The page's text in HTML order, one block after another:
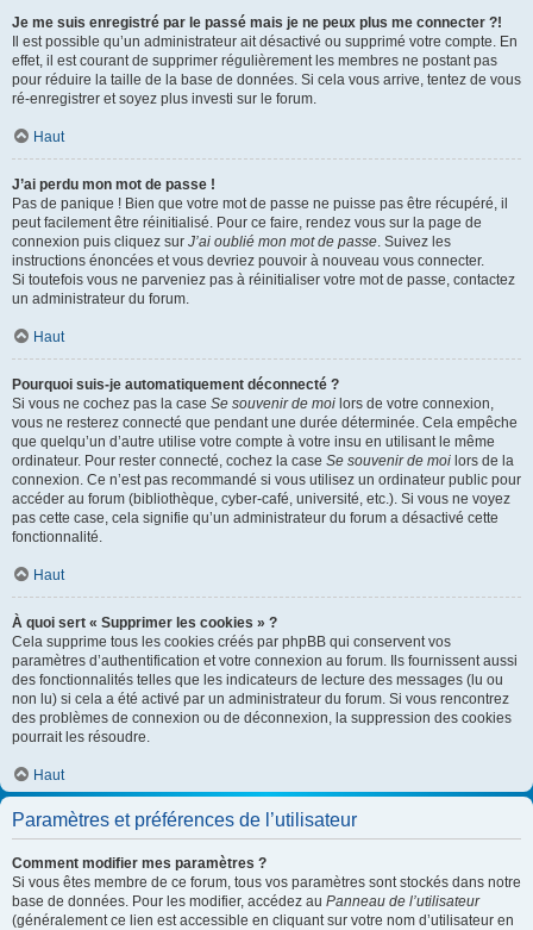
Je me suis enregistré par le passé mais je ne peux plus me connecter ?!
Il est possible qu’un administrateur ait désactivé ou supprimé votre compte. En
effet, il est courant de supprimer régulièrement les membres ne postant pas
pour réduire la taille de la base de données. Si cela vous arrive, tentez de vous
ré-enregistrer et soyez plus investi sur le forum.
Haut
J’ai perdu mon mot de passe !
Pas de panique ! Bien que votre mot de passe ne puisse pas être récupéré, il
peut facilement être réinitialisé. Pour ce faire, rendez vous sur la page de
connexion puis cliquez sur J’ai oublié mon mot de passe. Suivez les
instructions énoncées et vous devriez pouvoir à nouveau vous connecter.
Si toutefois vous ne parveniez pas à réinitialiser votre mot de passe, contactez
un administrateur du forum.
Haut
Pourquoi suis-je automatiquement déconnecté ?
Si vous ne cochez pas la case Se souvenir de moi lors de votre connexion,
vous ne resterez connecté que pendant une durée déterminée. Cela empêche
que quelqu’un d’autre utilise votre compte à votre insu en utilisant le même
ordinateur. Pour rester connecté, cochez la case Se souvenir de moi lors de la
connexion. Ce n’est pas recommandé si vous utilisez un ordinateur public pour
accéder au forum (bibliothèque, cyber-café, université, etc.). Si vous ne voyez
pas cette case, cela signifie qu’un administrateur du forum a désactivé cette
fonctionnalité.
Haut
À quoi sert « Supprimer les cookies » ?
Cela supprime tous les cookies créés par phpBB qui conservent vos
paramètres d’authentification et votre connexion au forum. Ils fournissent aussi
des fonctionnalités telles que les indicateurs de lecture des messages (lu ou
non lu) si cela a été activé par un administrateur du forum. Si vous rencontrez
des problèmes de connexion ou de déconnexion, la suppression des cookies
pourrait les résoudre.
Haut
Paramètres et préférences de l’utilisateur
Comment modifier mes paramètres ?
Si vous êtes membre de ce forum, tous vos paramètres sont stockés dans notre
base de données. Pour les modifier, accédez au Panneau de l’utilisateur
(généralement ce lien est accessible en cliquant sur votre nom d’utilisateur en